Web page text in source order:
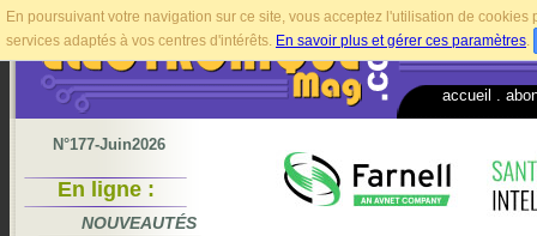
En poursuivant votre navigation sur ce site, vous acceptez l'utilisation de
services adaptés à vos centres d'intérêts. En savoir plus et gérer ces paramètres.
accueil
N°177-Juin2026
En ligne :
NOUVEAUTÉS